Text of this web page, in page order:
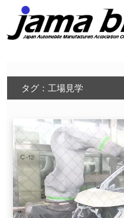
タグ：工場見学